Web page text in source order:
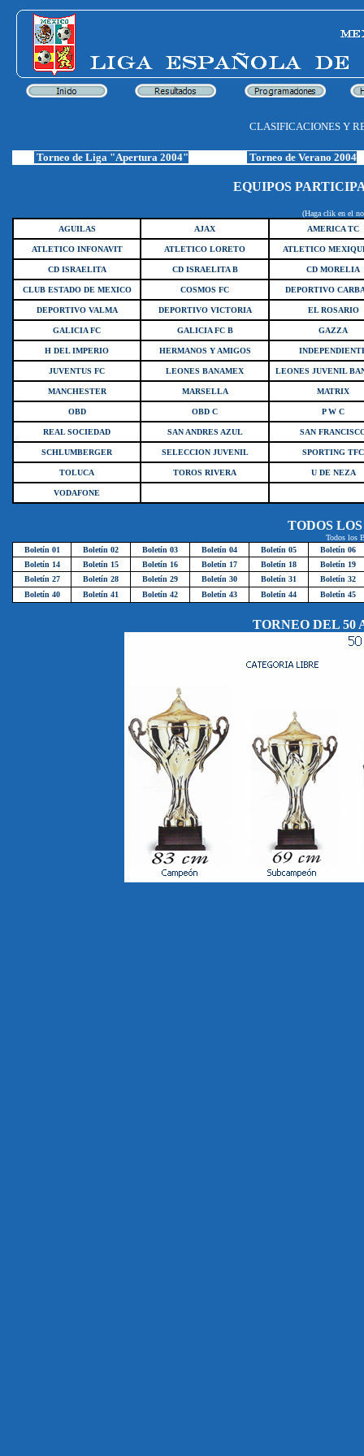
CLASIFICACIONES Y
Torneo de Liga "Apertura 2004" Torneo de Verano 2004
EQUIPOS
(Haga clik en el
AGUILAS
AJAX AMERICA TC
ATLETICO INFONAVIT ATLETICO LORETO ATLETICO
CD ISRAELITA CD ISRAELITA B CD MORELIA
CLUB ESTADO DE MEXICO COSMOS FC DEPORTIVO
DEPORTIVO VALMA DEPORTIVO VICTORIA EL ROSARIO
GALICIA FC GALICIA FC B GAZZA
H DEL IMPERIO HERMANOS Y AMIGOS
JUVENTUS FC LEONES BANAMEX LEONES JUVENIL
MANCHESTER MARSELLA MATRIX
OBD OBD C P W C
REAL SOCIEDAD SAN ANDRES AZUL SAN
SCHLUMBERGER SELECCION JUVENIL SPORTING TFC
TOLUCA TOROS RIVERA U DE NEZA
VODAFONE
TODOS
Todos los
Boletín 01
Boletín 02 Boletín 03 Boletín 04 Boletín 05
Boletín 06
Boletín 14
Boletín 15 Boletín 16 Boletín 17 Boletín 18
Boletín 19
Boletín 27
Boletín 28 Boletín 29 Boletín 30 Boletín 31
Boletín 32
Boletín 40
Boletín 41 Boletín 42 Boletín 43 Boletín 44 Boletín 45
TORNEO DEL